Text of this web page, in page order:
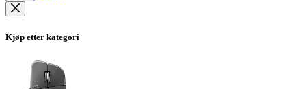
Kjøp etter kategori